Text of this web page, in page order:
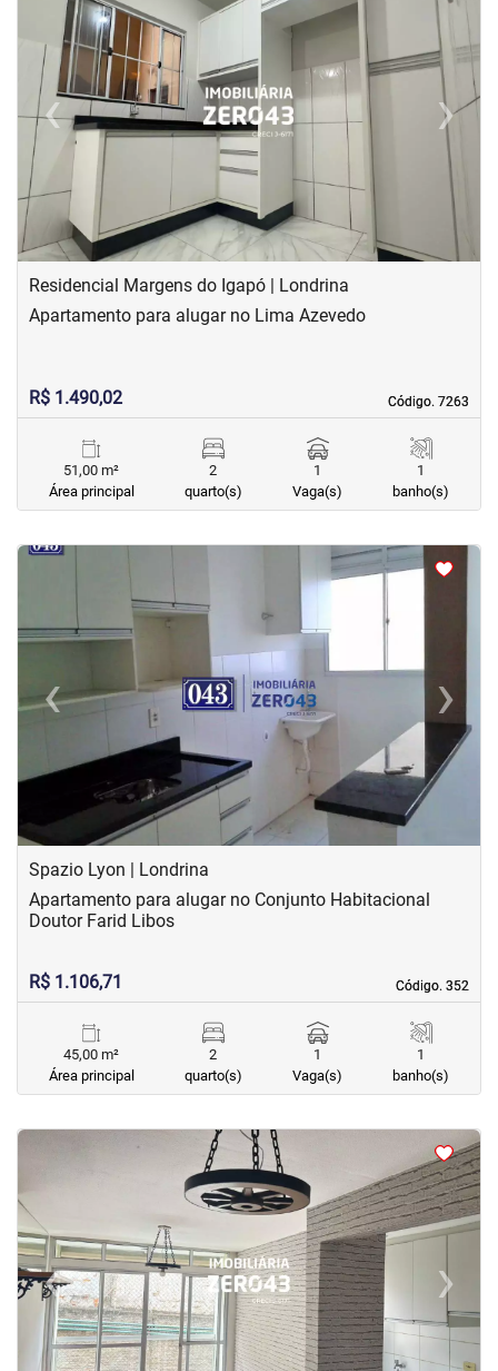
‹Previous ›
Next
Residencial Margens do Igapó | Londrina
Código. 7263
Código. 7263
Apartamento para alugar no Lima Azevedo
R$ 1.490,02
51,00 m²
Área principal
2
quarto(s)
1
Vaga(s)
1
banho(s)
< <<<
‹Previous ›
Next
Spazio Lyon | Londrina
Código. 352
Código. 352
Apartamento para alugar no Conjunto Habitacional
Doutor Farid Libos
R$ 1.106,71
45,00 m²
Área principal
2
quarto(s)
1
Vaga(s)
1
banho(s)
<
‹Previous ›Next